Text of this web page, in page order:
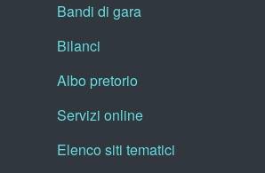
Bandi di gara
Bilanci
Albo pretorio
Servizi online
Elenco siti tematici